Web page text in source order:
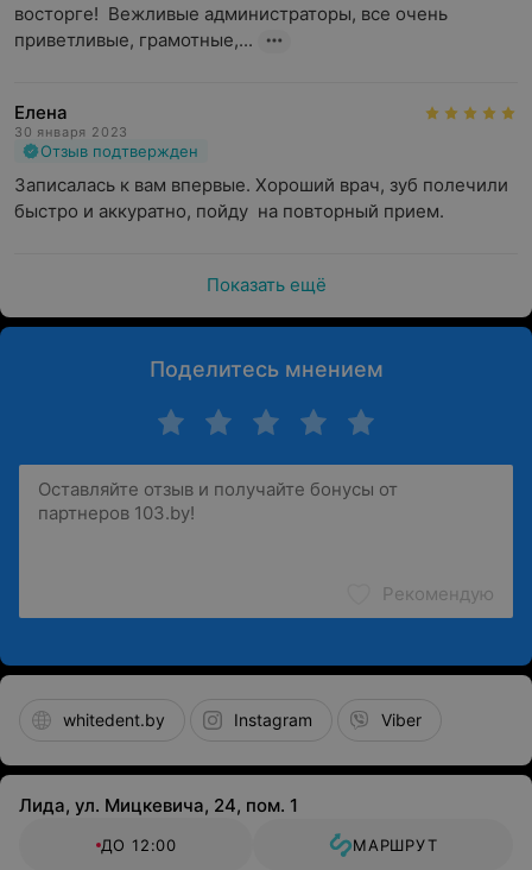
восторге!  Вежливые администраторы, все очень
приветливые, грамотные,...
Елена
30 января 2023
Отзыв подтвержден
Записалась к вам впервые. Хороший врач, зуб полечили
быстро и аккуратно, пойду  на повторный прием.
Показать ещё
Поделитесь мнением
Рекомендую
whitedent.by Instagram Viber
Лида, ул. Мицкевича, 24, пом. 1
ДО 12:00 МАРШРУТ